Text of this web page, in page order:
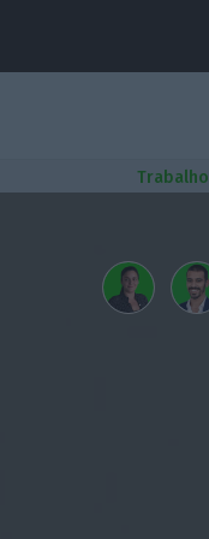
Trabalho